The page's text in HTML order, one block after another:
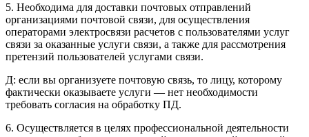
5. Необходима для доставки почтовых отправлений
организациями почтовой связи, для осуществления
операторами электросвязи расчетов с пользователями услуг
связи за оказанные услуги связи, а также для рассмотрения
претензий пользователей услугами связи.
Д: если вы организуете почтовую связь, то лицу, которому
фактически оказываете услуги — нет необходимости
требовать согласия на обработку ПД.
6. Осуществляется в целях профессиональной деятельности